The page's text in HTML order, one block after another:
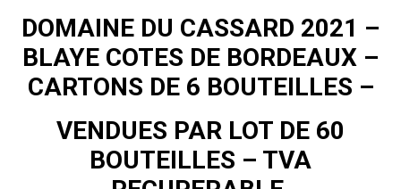
DOMAINE DU CASSARD 2021 –
BLAYE COTES DE BORDEAUX –
CARTONS DE 6 BOUTEILLES –
VENDUES PAR LOT DE 60
BOUTEILLES – TVA